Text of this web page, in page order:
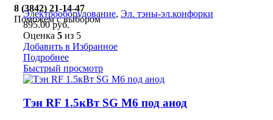
8 (3842) 21-14-47
Поможем с выбором
Электрооборудование, Эл. тэны-эл.конфорки
895.00руб.
Оценка 5 из 5
Добавить в Избранное
Подробнее
Быстрый просмотр
Тэн RF 1.5кВт SG М6 под анод